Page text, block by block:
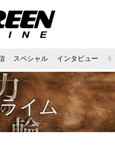
スペシャル インタビュー
イム